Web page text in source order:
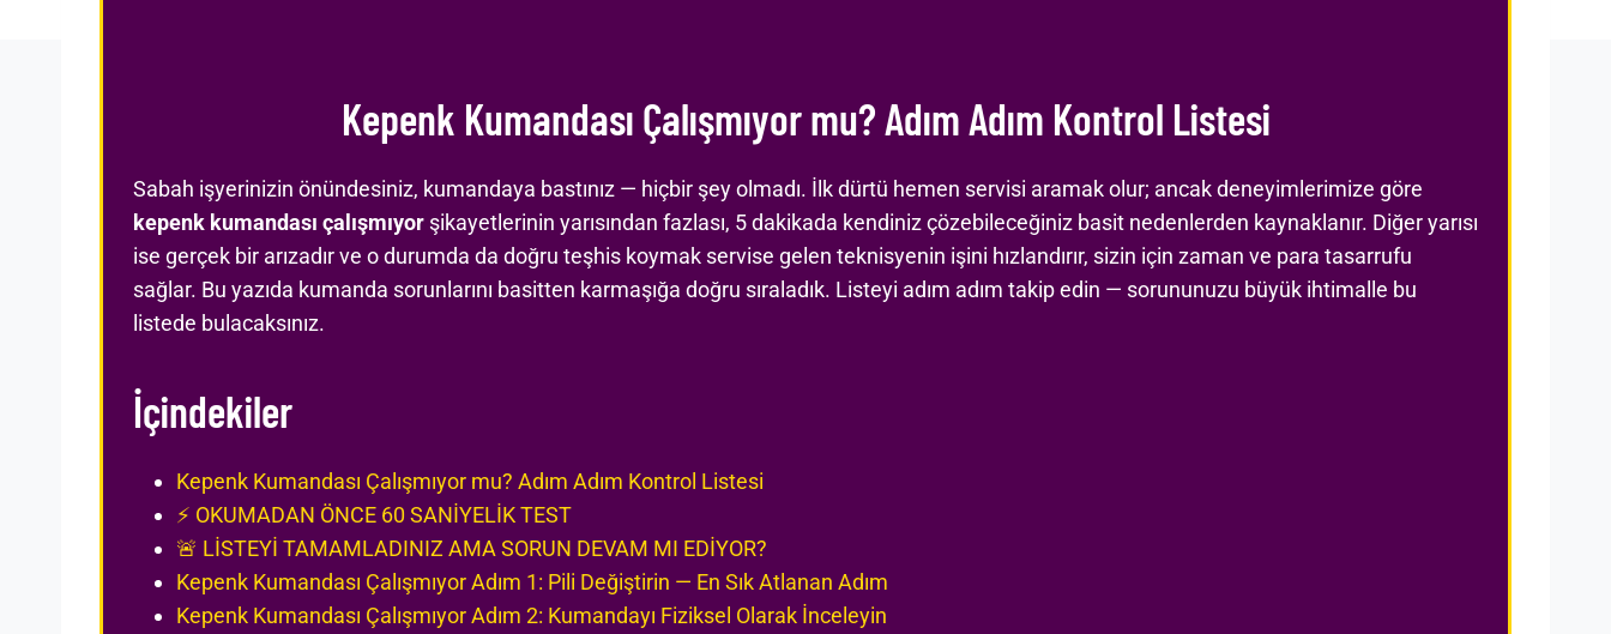
Kepenk Kumandası Çalışmıyor mu? Adım Adım Kontrol Listesi
Sabah işyerinizin önündesiniz, kumandaya bastınız — hiçbir şey olmadı. İlk dürtü hemen servisi aramak olur; ancak deneyimlerimize göre
kepenk kumandası çalışmıyor şikayetlerinin yarısından fazlası, 5 dakikada kendiniz çözebileceğiniz basit nedenlerden kaynaklanır. Diğer yarısı
ise gerçek bir arızadır ve o durumda da doğru teşhis koymak servise gelen teknisyenin işini hızlandırır, sizin için zaman ve para tasarrufu
sağlar. Bu yazıda kumanda sorunlarını basitten karmaşığa doğru sıraladık. Listeyi adım adım takip edin — sorununuzu büyük ihtimalle bu
listede bulacaksınız.
İçindekiler
Kepenk Kumandası Çalışmıyor mu? Adım Adım Kontrol Listesi
⚡ OKUMADAN ÖNCE 60 SANİYELİK TEST
🚨 LİSTEYİ TAMAMLADINIZ AMA SORUN DEVAM MI EDİYOR?
Kepenk Kumandası Çalışmıyor Adım 1: Pili Değiştirin — En Sık Atlanan Adım
Kepenk Kumandası Çalışmıyor Adım 2: Kumandayı Fiziksel Olarak İnceleyin